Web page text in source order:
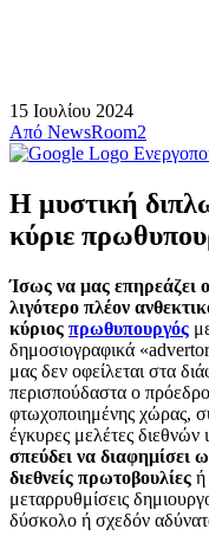
15 Ιουλίου 2024
Από NewsRoom2
Η μυστική
κύριε
Ίσως να μας επηρεάζει
λιγότερο πλέον
κύριος πρωθυπουργός
δημοσιογραφικά
μας δεν οφείλεται στα
περισπούδαστα ο
φτωχοποιημένης χώρας,
έγκυρες μελέτες διεθνών
σπεύδει να διαφημίσει
διεθνείς πρωτοβουλίες ή
μεταρρυθμίσεις
δύσκολο ή σχεδόν